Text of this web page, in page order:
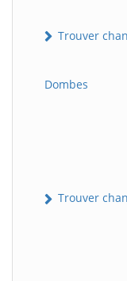
Trouver
Dombes
Trouver